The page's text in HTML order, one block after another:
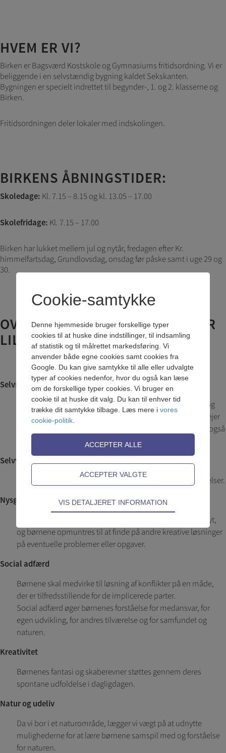
HVEM ER VI?
Birken er Bagsværd Kostskole og Gymnasiums fritidsordning. Vi er
beliggende i en selvstændig bygning kaldet Sekskanten.
Bygningen er specielt indrettet til begynder-, 1. og 2. klasserne og
Birken.
Fritidsordningen deler lokaler med indskolingen.
BIRKENS ÅBNINGSTIDER:
Skoledage: Kl. 7.15 – 8.15 og kl. 13.05 – 17.00
Skolefridage: Kl. 7.15 – 17.00
Birken har lukket mellem jul og nytår, fredagen efter Kr.
himmelfartsdag, Grundlovsdag, onsdag før påske samt i uge 29 og
30.
OVERORDNET MÅLSÆTNING FOR
LILLE BIRKEN
Selvstændighed
Børnene skal lære at være selvhjulpne så de kan opsøge og
tilegne sig viden og påtage sig ansvar. Selvstændighed drejer
sig også om at forstå sig selv som et helt menneske, men også
at turde sige til og fra.
Selvværd
Børnene skal tro på sig selv og være tryg ved deres omgivelser.
Nysgerrighed
Vi skaber rammer så børnene kan gå opdagelse og lære nyt,
og børnene opmuntres til at finde på andre kreative løsninger
på eventuelle problemer eller opgaver.
Social adfærd
Børnene skal medvirke til løsning af konflikter på en måde,
der er tilfredsstillende for de implicerede parter.
Social adfærd øger børnenes forståelse for medansvar, for
egen udvikling, for andres tilværelse og for samfundet og
naturen.
Kreativitet
Børnenes fantasi og skaberevner støttes gennem deres
spontane udfoldelse i dagligdagen.
Natur og udeliv
Da vi bor i et naturområde, lægger vi vægt på at udnytte
mulighederne for at lære børnene samspil med og forståelse
for naturen.
Cookie-samtykke
Denne hjemmeside bruger forskellige typer
cookies til at huske dine indstillinger, til indsamling
af statistik og til målrettet markedsføring. Vi
anvender både egne cookies samt cookies fra
Google. Du kan give samtykke til alle eller udvalgte
typer af cookies nedenfor, hvor du også kan læse
om de forskellige typer cookies. Vi bruger en
cookie til at huske dit valg. Du kan til enhver tid
trække dit samtykke tilbage. Læs mere i vores
cookie-politik
Teknisk
Tekniske cookies er nødvendige for hjemmesidens
adgangskontrol samt indkøbskurv og kan derfor
ikke fravælges.
Statistik-cookies bruges til at optimere design,
brugervenlighed og effektiviteten af en
hjemmeside. Fx ved at indsamle besøgsstatistik
om antal besøg og hvordan hjemmesiden bruges.
Personaliserings-cookies (tracking-cookies)
flere hjemmesider og registrerer, hvad brugeren
interesserer sig for/søger på for at kunne
personalisere indholdet på en hjemmeside - dvs.
vise indhold, som kan være interessant for den
Markedsføring
Markedsførings-cookies (tracking-cookies)
VIS DETALJERET INFORMATION